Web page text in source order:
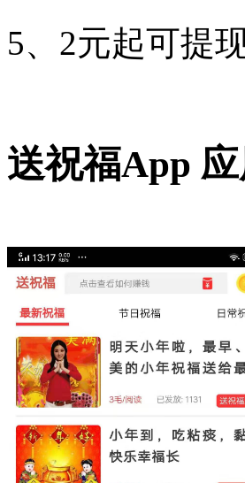
5、2元起可提
送祝福App 应